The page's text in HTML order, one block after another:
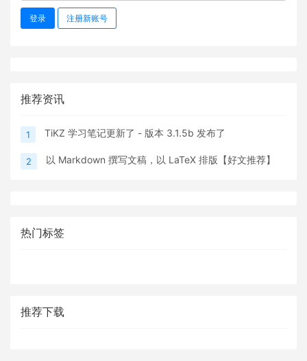
登录 注册新账号
推荐资讯
1 TiKZ 学习笔记更新了 - 版本 3.1.5b 发布了
2 以 Markdown 撰写文稿，以 LaTeX 排版【好文推荐】
热门标签
推荐下载